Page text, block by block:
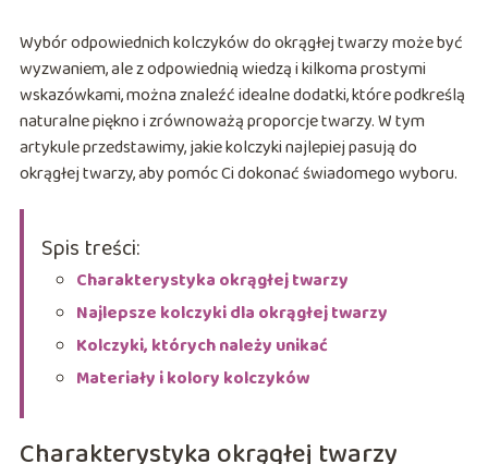
Wybór odpowiednich kolczyków do okrągłej twarzy może być
wyzwaniem, ale z odpowiednią wiedzą i kilkoma prostymi
wskazówkami, można znaleźć idealne dodatki, które podkreślą
naturalne piękno i zrównoważą proporcje twarzy. W tym
artykule przedstawimy, jakie kolczyki najlepiej pasują do
okrągłej twarzy, aby pomóc Ci dokonać świadomego wyboru.
Spis treści:
Charakterystyka okrągłej twarzy
Najlepsze kolczyki dla okrągłej twarzy
Kolczyki, których należy unikać
Materiały i kolory kolczyków
Charakterystyka okrągłej twarzy